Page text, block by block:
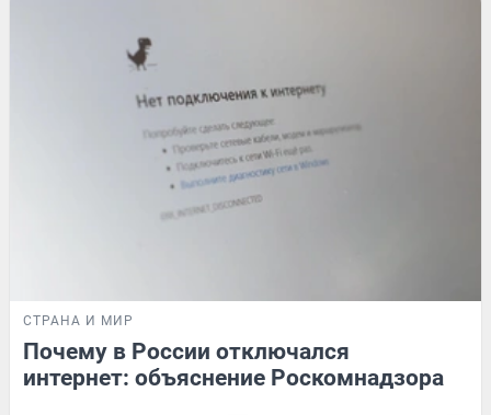
СТРАНА И МИР
Почему в России отключался
интернет: объяснение Роскомнадзора